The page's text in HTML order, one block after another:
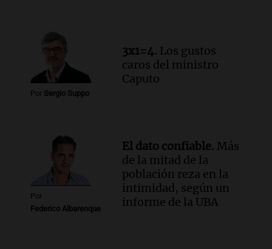
Episodios
Por Sergio Suppo
3x1=4. Los gustos
caros del ministro
Caputo
Por
Federico Albarenque
El dato confiable. Más
de la mitad de la
población reza en la
intimidad, según un
informe de la UBA